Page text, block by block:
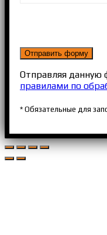
Отправляя данную
правилами по
* Обязательные для